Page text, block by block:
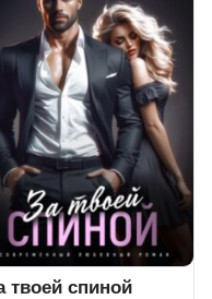
твоей спиной